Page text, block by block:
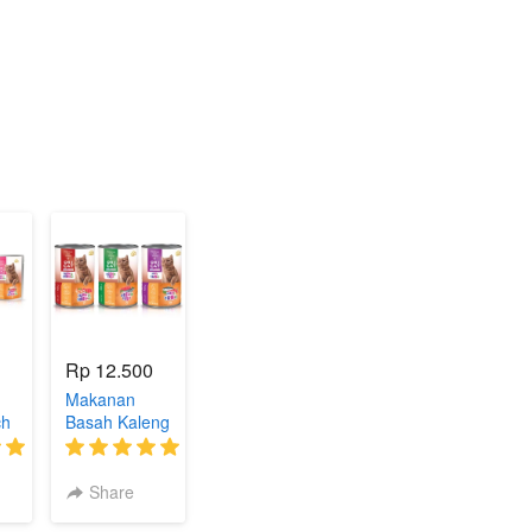
Rp 12.500
Makanan
Basah Kaleng
Oricat
Share